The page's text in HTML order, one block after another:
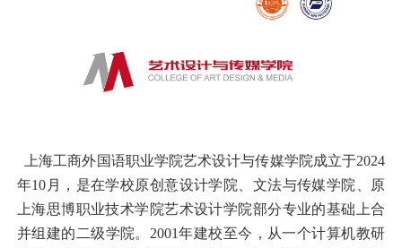
上海工商外国语职业学院艺术设计与传媒学院成立于2024
年10月，是在学校原创意设计学院、文法与传媒学院、原
上海思博职业技术学院艺术设计学院部分专业的基础上合
并组建的二级学院。2001年建校至今，从一个计算机教研